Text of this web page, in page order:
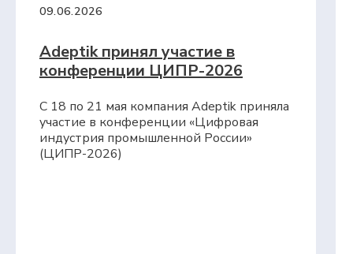
09.06.2026
Adeptik принял участие в
конференции ЦИПР-2026
С 18 по 21 мая компания Adeptik приняла
участие в конференции «Цифровая
индустрия промышленной России»
(ЦИПР-2026)
+7 (495) 241-02-76
expert@adeptik.com